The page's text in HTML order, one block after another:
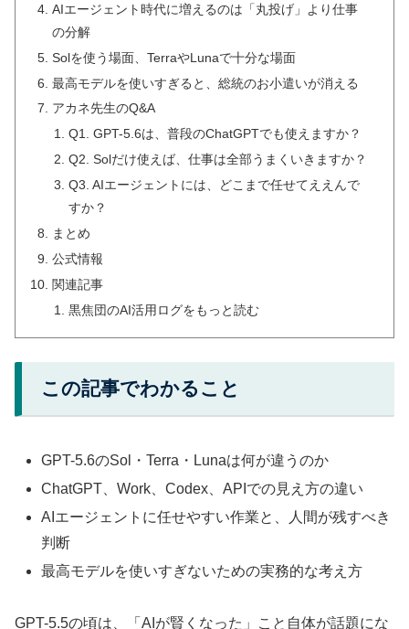
AIエージェント時代に増えるのは「丸投げ」より仕事
の分解
Solを使う場面、TerraやLunaで十分な場面
最高モデルを使いすぎると、総統のお小遣いが消える
アカネ先生のQ&A
Q1. GPT-5.6は、普段のChatGPTでも使えますか？
Q2. Solだけ使えば、仕事は全部うまくいきますか？
Q3. AIエージェントには、どこまで任せてええんで
すか？
まとめ
公式情報
関連記事
黒焦団のAI活用ログをもっと読む
この記事でわかること
GPT-5.6のSol・Terra・Lunaは何が違うのか
ChatGPT、Work、Codex、APIでの見え方の違い
AIエージェントに任せやすい作業と、人間が残すべき
判断
最高モデルを使いすぎないための実務的な考え方
GPT-5.5の頃は、「AIが賢くなった」こと自体が話題にな